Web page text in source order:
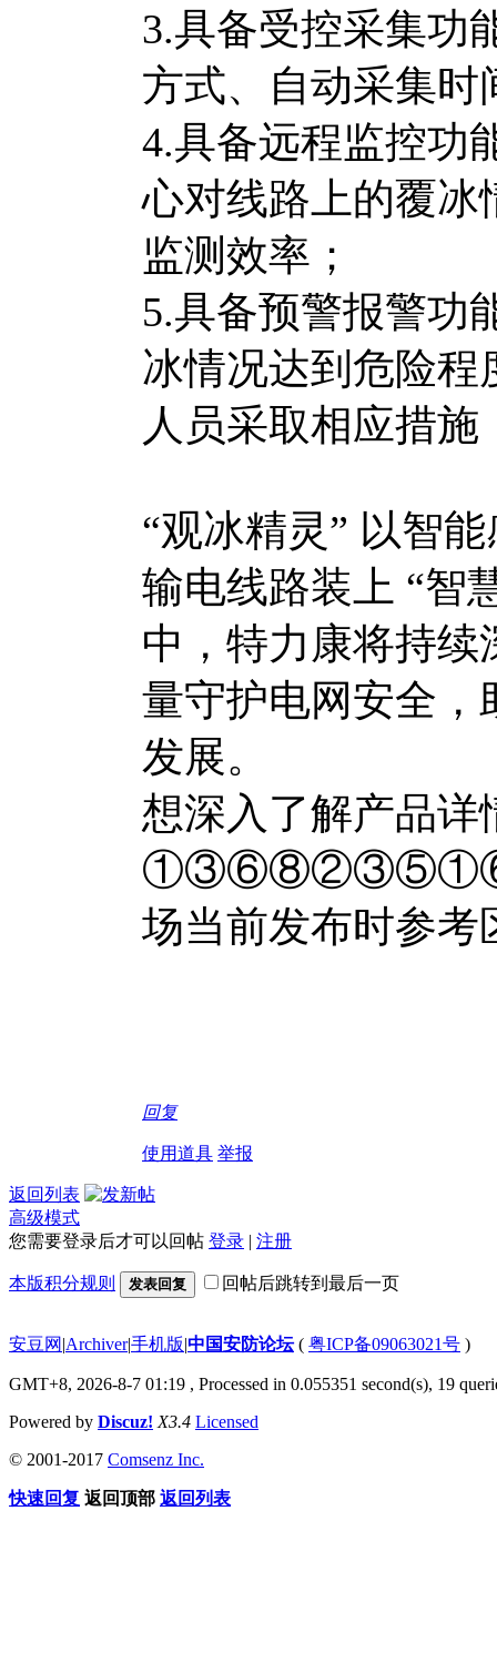
3.具备受控采集功
方式、自动采集时
4.具备远程监控功
心对线路上的覆冰
监测效率；
5.具备预警报警功
冰情况达到危险
人员采取相应措施
“观冰精灵” 以智
输电线路装上 “智
中，特力康将持
量守护电网安全，
发展。
想深入了解产品详
①③⑥⑧②③⑤①⑥③⑤
场当前发布时参考
回复
使用道具 举报
返回列表
高级模式
您需要登录后才可以回帖 登录 | 注册
本版积分规则 发表回复 回帖后跳转到最后一页
安豆网 |Archiver|手机版|中国安防论坛( 粤ICP备09063021号 )
GMT+8, 2026-8-7 01:19 , Processed in 0.055351 second(s), 19
Powered by Discuz! X3.4 Licensed
© 2001-2017 Comsenz Inc.
快速回复 返回顶部 返回列表